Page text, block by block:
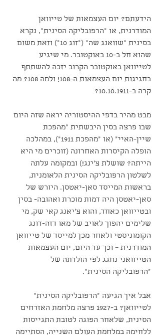
הידעתם? יום העצמאות של טייוואן
המודרנית, או "הרפובליקה הסינית", נקרא
בסינית "שוואנג שה" ("זוג 10") וזאת משום
שהוא חל ב-10 באוקטובר. מי שיגיע
לטייוואן באוקטובר הקרוב יזכה להשתתף
בחגיגות יום העצמאות ה-108! ולמה 108? מה
קרה ב-10.10.1911?
מבט מהיר בדפי ההיסטוריה יראה שזה היום
שבו פרצה בסין היבשתית "מהפכת
שיין-האיי" (או "מהפכת 1911"), במהלכה
הופלה הקיסרות האחרונה (זוכרים מי היא
הייתה? שושלת צ'ינג!) ובמקומה עלתה
לשלטון הרפובליקה הסינית הלאומנית,
בראשות המייסד סאן-יאטסן. היורש של
סאן-יאטסן היה דמות מוכרת ואהובה- בסין
ובטייוואן כאחד, והוא צ'יאנג קאי שק, מי
שלימים יהפוך לאויב של מאו דזה-דונג
הקומוניסטי ולאחר מכן למייסד של טייוואן
המודרנית – וכך עד היום, יום העצמאות
הטייוואני נחגג לפי הולדתה של
"הרפובליקה הסינית".
אבל איך הגיעה "הרפובליקה הסינית"
לטייוואן? ב-1927 פרצה מלחמת האזרחים
הסינית, שלאחר הפוגה לטובת התגייסות
ללחימה במלחמת העולם השנייה, הסתיימה